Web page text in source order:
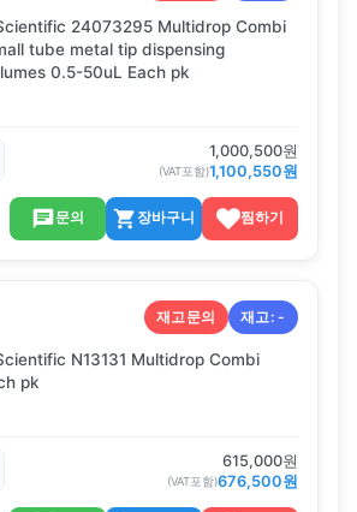
24073295 Multidrop Combi
tube metal tip dispensing
0.5-50uL Each pk
1,000,500원
(VAT포함)1,100,550원
문의 장바구니 찜하기
재고문의 재고:-
N13131 Multidrop Combi
pk
615,000원
(VAT포함)676,500원